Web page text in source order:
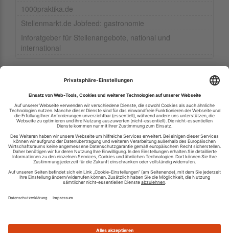
1000praktika.de
Stellenmarkt.de Jobfeed: gastronomie
Inforatgeber für Stellenangebote, national und
international
Ihren RSS-Feed veröffentlichen
RSS-Verzeichnis.de © 2003-2026
Impressum
Kontakt
Datenschutzinformation
Cookie-Einstellungen